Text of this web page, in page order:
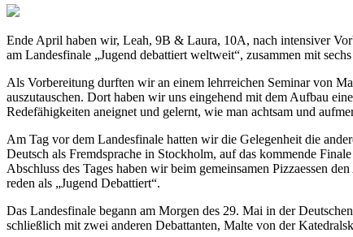
Ende April haben wir, Leah, 9B & Laura, 10A, nach intensiver
am Landesfinale „Jugend debattiert weltweit“, zusammen mit
Als Vorbereitung durften wir an einem lehrreichen Seminar von
auszutauschen. Dort haben wir uns eingehend mit dem Aufbau
Redefähigkeiten aneignet und gelernt, wie man achtsam und
Am Tag vor dem Landesfinale hatten wir die Gelegenheit die
Deutsch als Fremdsprache in Stockholm, auf das kommende
Abschluss des Tages haben wir beim gemeinsamen Pizzaessen
reden als „Jugend Debattiert“.
Das Landesfinale begann am Morgen des 29. Mai in der
schließlich mit zwei anderen Debattanten, Malte von der